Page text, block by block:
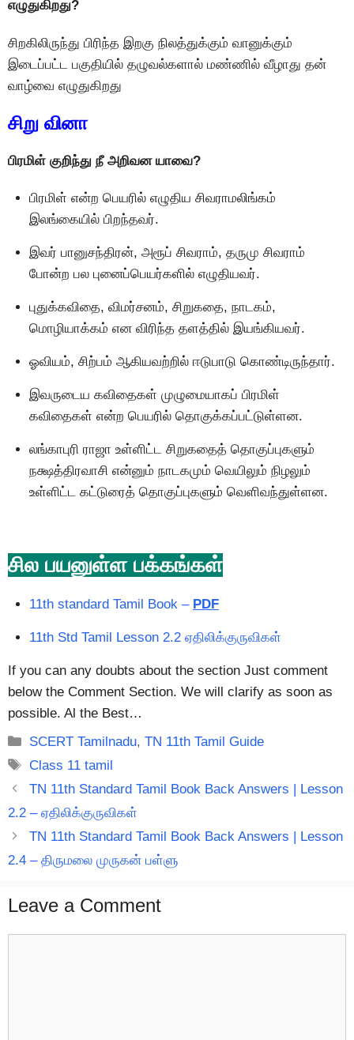
எழுதுகிறது?
சிறகிலிருந்து பிரிந்த இறகு நிலத்துக்கும் வானுக்கும்
இடைப்பட்ட பகுதியில் தழுவல்களால் மண்ணில் வீழாது தன்
வாழ்வை எழுதுகிறது
சிறு வினா
பிரமிள் குறிந்து நீ அறிவன யாவை?
பிரமிள் என்ற பெயரில் எழுதிய சிவராமலிங்கம்
இலங்கையில் பிறந்தவர்.
இவர் பானுசந்திரன், அரூப் சிவராம், தருமு சிவராம்
போன்ற பல புனைப்பெயர்களில் எழுதியவர்.
புதுக்கவிதை, விமர்சனம், சிறுகதை, நாடகம்,
மொழியாக்கம் என விரிந்த தளத்தில் இயங்கியவர்.
ஓவியம், சிற்பம் ஆகியவற்றில் ஈடுபாடு கொண்டிருந்தார்.
இவருடைய கவிதைகள் முழுமையாகப் பிரமிள்
கவிதைகள் என்ற பெயரில் தொகுக்கப்பட்டுள்ளன.
லங்காபுரி ராஜா உள்ளிட்ட சிறுகதைத் தொகுப்புகளும்
நக்ஷத்திரவாசி என்னும் நாடகமும் வெயிலும் நிழலும்
உள்ளிட்ட கட்டுரைத் தொகுப்புகளும் வெளிவந்துள்ளன.
சில பயனுள்ள பக்கங்கள்
11th standard Tamil Book – PDF
11th Std Tamil Lesson 2.2 ஏதிலிக்குருவிகள்
If you can any doubts about the section Just comment
below the Comment Section. We will clarify as soon as
possible. Al the Best…
Categories
SCERT Tamilnadu,TN 11th Tamil Guide
Tags
Class 11 tamil
TN 11th Standard Tamil Book Back Answers | Lesson
2.2 – ஏதிலிக்குருவிகள்
TN 11th Standard Tamil Book Back Answers | Lesson
2.4 – திருமலை முருகன் பள்ளு
Leave a Comment